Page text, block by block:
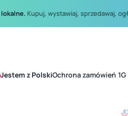
lokalne. Kupuj, wystawiaj, sprzedawaj,
Jestem z PolskiOchrona zamówień